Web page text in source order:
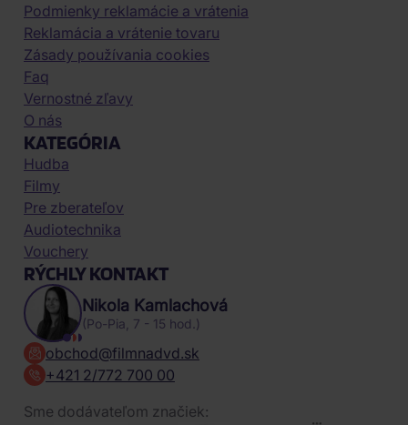
Podmienky reklamácie a vrátenia
Reklamácia a vrátenie tovaru
Zásady používania cookies
Faq
Vernostné zľavy
O nás
KATEGÓRIA
Hudba
Filmy
Pre zberateľov
Audiotechnika
Vouchery
RÝCHLY KONTAKT
Nikola Kamlachová
(Po-Pia, 7 - 15 hod.)
obchod@filmnadvd.sk
+421 2/772 700 00
Sme dodávateľom značiek: